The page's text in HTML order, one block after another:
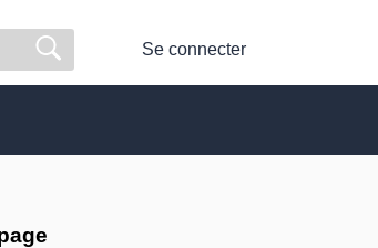
Se connecter